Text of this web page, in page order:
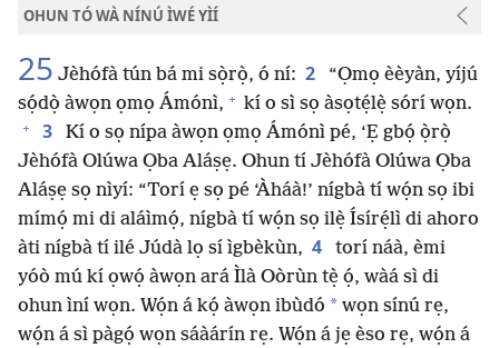
OHUN TÓ WÀ NÍNÚ ÌWÉ YÌÍ
25 Jèhófà tún bá mi sọ̀rọ̀, ó ní: 2
“Ọmọ èèyàn, yíjú
sọ́dọ̀ àwọn ọmọ Ámónì, + kí o sì sọ àsọtẹ́lẹ̀ sórí wọn.
+ 3
Kí o sọ nípa àwọn ọmọ Ámónì pé, ‘Ẹ gbọ́ ọ̀rọ̀
Jèhófà Olúwa Ọba Aláṣẹ. Ohun tí Jèhófà Olúwa Ọba
Aláṣẹ sọ nìyí: “Torí ẹ sọ pé ‘Àháà!’ nígbà tí wọ́n sọ ibi
mímọ́ mi di aláìmọ́, nígbà tí wọ́n sọ ilẹ̀ Ísírẹ́lì di ahoro
àti nígbà tí ilé Júdà lọ sí ìgbèkùn, 4
torí náà, èmi
yóò mú kí ọwọ́ àwọn ará Ìlà Oòrùn tẹ̀ ọ́, wàá sì di
ohun ìní wọn. Wọ́n á kọ́ àwọn ibùdó * wọn sínú rẹ,
wọ́n á sì pàgọ́ wọn sáàárín rẹ. Wọ́n á jẹ èso rẹ, wọ́n á